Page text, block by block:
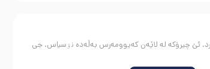
ساڵ 1404 هەتاوەێ خەڵات دووهەم وەدەس هاورد. ئێ چیرۆکە لە لاێەن کەیوومەرس بەڵەدە نۊسیاس. جی